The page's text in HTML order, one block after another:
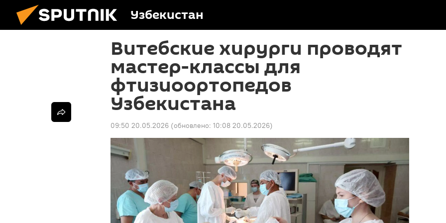
Узбекистан
Витебские хирурги проводят
мастер-классы для
фтизиоортопедов
Узбекистана
09:50 20.05.2026 (обновлено: 10:08 20.05.2026)